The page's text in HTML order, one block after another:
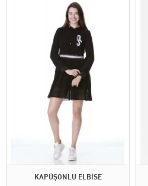
KAPÜŞONLU ELBİSE